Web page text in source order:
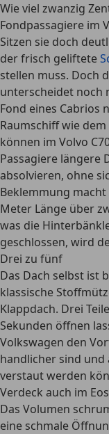
Wie viel zwanzig
Fondpassagiere im
Sitzen sie doch
der frisch geliftete
stellen muss. Doch
unterscheidet noch
Fond eines Cabrios
Raumschiff wie
können im Volvo
Passagiere längere
absolvieren, ohne
Beklemmung
Meter Länge über
was die
geschlossen, wird
Drei zu fünf
Das Dach selbst ist
klassische
Klappdach. Drei
Sekunden öffnen
Volkswagen den
handlicher sind und
verstaut werden
Verdeck auch im
Das Volumen
eine schmale